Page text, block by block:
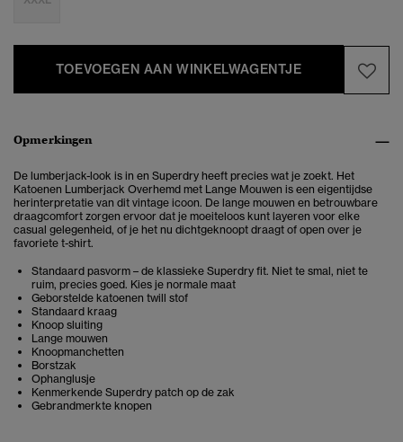
TOEVOEGEN AAN WINKELWAGENTJE
Opmerkingen
De lumberjack-look is in en Superdry heeft precies wat je zoekt. Het
Katoenen Lumberjack Overhemd met Lange Mouwen is een eigentijdse
herinterpretatie van dit vintage icoon. De lange mouwen en betrouwbare
draagcomfort zorgen ervoor dat je moeiteloos kunt layeren voor elke
casual gelegenheid, of je het nu dichtgeknoopt draagt of open over je
favoriete t-shirt.
Standaard pasvorm – de klassieke Superdry fit. Niet te smal, niet te
ruim, precies goed. Kies je normale maat
Geborstelde katoenen twill stof
Standaard kraag
Knoop sluiting
Lange mouwen
Knoopmanchetten
Borstzak
Ophanglusje
Kenmerkende Superdry patch op de zak
Gebrandmerkte knopen